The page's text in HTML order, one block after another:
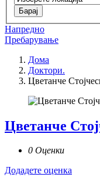
Напредно
Пребарување
Дома
Доктори.
Цветанче
Цветанче
0 Оценки
Додадете оценка